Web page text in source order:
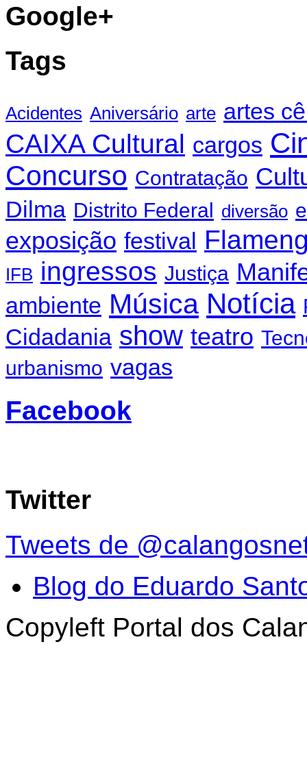
Google+
Tags
Acidentes Aniversário arte artes
CAIXA Cultural cargos
Concurso Contratação
Dilma Distrito Federal diversão
exposição festival
IFB ingressos Justiça
ambiente Música Notícia
Cidadania show teatro
urbanismo vagas
Facebook
Twitter
Tweets de
Blog do Eduardo
Copyleft Portal dos